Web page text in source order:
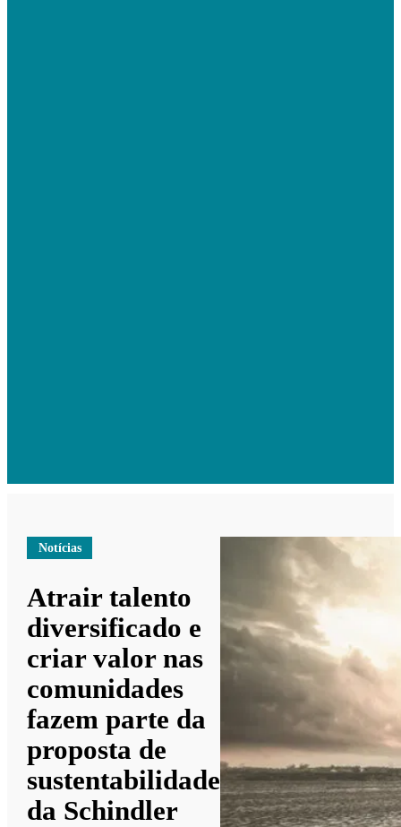
Notícias
Atrair talento
diversificado e
criar valor nas
comunidades
fazem parte da
proposta de
sustentabilidade
da Schindler